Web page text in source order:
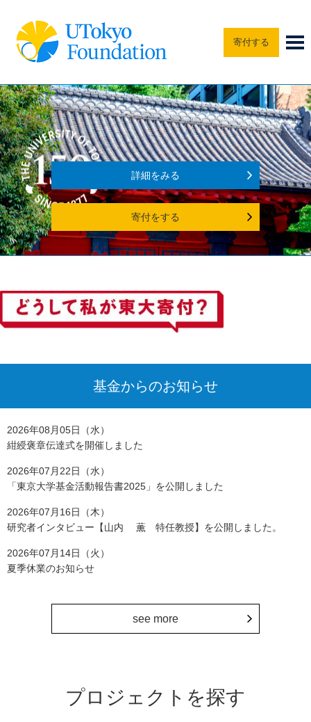
寄付する
詳細をみる
寄付をする
基金からのお知らせ
2026年08月05日（水）
紺綬褒章伝達式を開催しました
2026年07月22日（水）
「東京大学基金活動報告書2025」を公開しました
2026年07月16日（木）
研究者インタビュー【山内 薫 特任教授】を公開しました。
2026年07月14日（火）
夏季休業のお知らせ
see more
プロジェクトを探す